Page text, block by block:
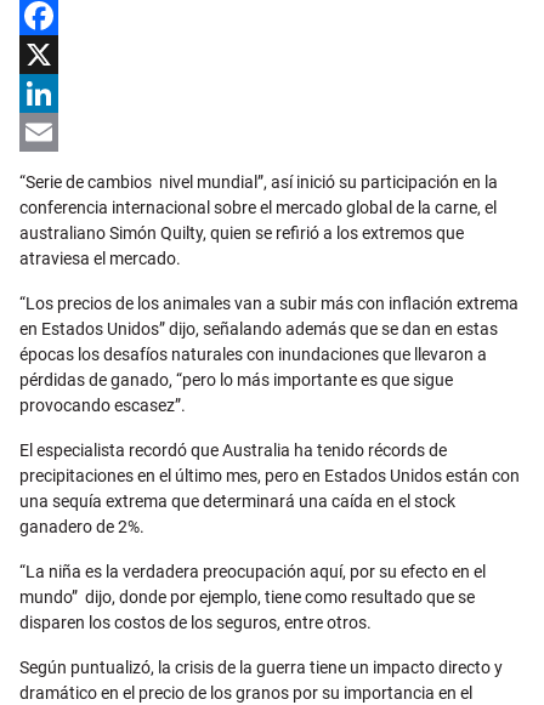
Facebook
X
LinkedIn
Email
“Serie de cambios nivel mundial”, así inició su participación en la
conferencia internacional sobre el mercado global de la carne, el
australiano Simón Quilty, quien se refirió a los extremos que
atraviesa el mercado.
“Los precios de los animales van a subir más con inflación extrema
en Estados Unidos” dijo, señalando además que se dan en estas
épocas los desafíos naturales con inundaciones que llevaron a
pérdidas de ganado, “pero lo más importante es que sigue
provocando escasez”.
El especialista recordó que Australia ha tenido récords de
precipitaciones en el último mes, pero en Estados Unidos están con
una sequía extrema que determinará una caída en el stock
ganadero de 2%.
“La niña es la verdadera preocupación aquí, por su efecto en el
mundo” dijo, donde por ejemplo, tiene como resultado que se
disparen los costos de los seguros, entre otros.
Según puntualizó, la crisis de la guerra tiene un impacto directo y
dramático en el precio de los granos por su importancia en el